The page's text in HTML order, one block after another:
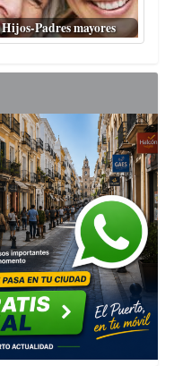
Hijos-Padres mayores